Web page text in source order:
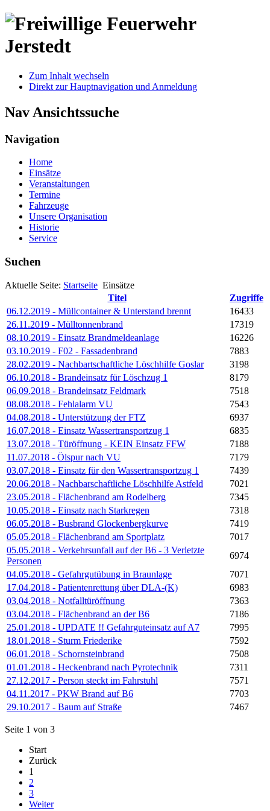
Zum Inhalt wechseln
Direkt zur Hauptnavigation und Anmeldung
Nav Ansichtssuche
Navigation
Home
Einsätze
Veranstaltungen
Termine
Fahrzeuge
Unsere Organisation
Historie
Service
Suchen
Aktuelle Seite: Startseite Einsätze
Titel
Zugriffe
06.12.2019 - Müllcontainer & Unterstand brennt
16433
26.11.2019 - Mülltonnenbrand
17319
08.10.2019 - Einsatz Brandmeldeanlage
16226
03.10.2019 - F02 - Fassadenbrand
7883
28.02.2019 - Nachbartschaftliche Löschhilfe Goslar
3198
06.10.2018 - Brandeinsatz für Löschzug 1
8179
06.09.2018 - Brandeinsatz Feldmark
7518
08.08.2018 - Fehlalarm VU
7543
04.08.2018 - Unterstützung der FTZ
6937
16.07.2018 - Einsatz Wassertransportzug 1
6835
13.07.2018 - Türöffnung - KEIN Einsatz FFW
7188
11.07.2018 - Ölspur nach VU
7179
03.07.2018 - Einsatz für den Wassertransportzug 1
7439
20.06.2018 - Nachbarschaftliche Löschhilfe Astfeld
7021
23.05.2018 - Flächenbrand am Rodelberg
7345
10.05.2018 - Einsatz nach Starkregen
7318
06.05.2018 - Busbrand Glockenbergkurve
7419
05.05.2018 - Flächenbrand am Sportplatz
7017
05.05.2018 - Verkehrsunfall auf der B6 - 3 Verletzte
Personen
6974
04.05.2018 - Gefahrgutübung in Braunlage
7071
17.04.2018 - Patientenrettung über DLA-(K)
6983
03.04.2018 - Notfalltüröffnung
7363
03.04.2018 - Flächenbrand an der B6
7186
25.01.2018 - UPDATE !! Gefahrguteinsatz auf A7
7995
18.01.2018 - Sturm Friederike
7592
06.01.2018 - Schornsteinbrand
7508
01.01.2018 - Heckenbrand nach Pyrotechnik
7311
27.12.2017 - Person steckt im Fahrstuhl
7571
04.11.2017 - PKW Brand auf B6
7703
29.10.2017 - Baum auf Straße
7467
Seite 1 von 3
Start
Zurück
1
2
3
Weiter